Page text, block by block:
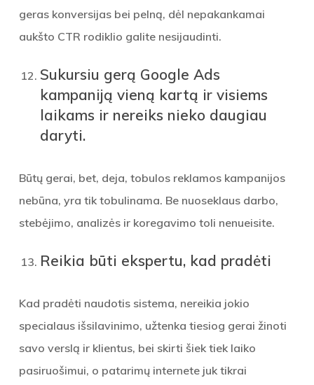
geras konversijas bei pelną, dėl nepakankamai
aukšto CTR rodiklio galite nesijaudinti.
Sukursiu gerą Google Ads
kampaniją vieną kartą ir visiems
laikams ir nereiks nieko daugiau
daryti.
Būtų gerai, bet, deja, tobulos reklamos kampanijos
nebūna, yra tik tobulinama. Be nuoseklaus darbo,
stebėjimo, analizės ir koregavimo toli nenueisite.
Reikia būti ekspertu, kad pradėti
Kad pradėti naudotis sistema, nereikia jokio
specialaus išsilavinimo, užtenka tiesiog gerai žinoti
savo verslą ir klientus, bei skirti šiek tiek laiko
pasiruošimui, o patarimų internete juk tikrai